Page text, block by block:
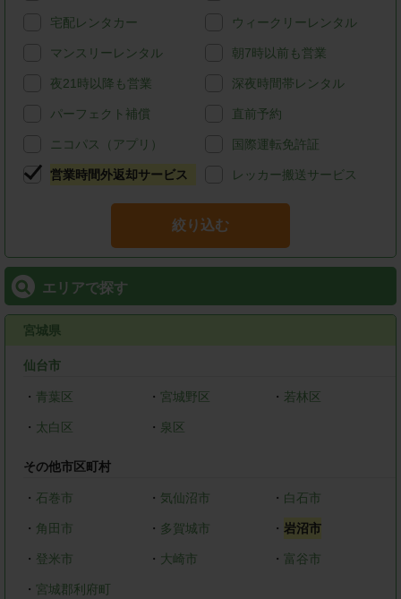
宅配レンタカー ウィークリーレンタル
マンスリーレンタル 朝7時以前も営業
夜21時以降も営業 深夜時間帯レンタル
パーフェクト補償 直前予約
ニコパス（アプリ） 国際運転免許証
営業時間外返却サービス レッカー搬送サービス
絞り込む
エリアで探す
宮城県
仙台市
・ 青葉区 ・ 宮城野区 ・ 若林区
・ 太白区 ・ 泉区
その他市区町村
・ 石巻市 ・ 気仙沼市 ・ 白石市
・ 角田市 ・ 多賀城市 ・岩沼市
・ 登米市 ・ 大崎市 ・ 富谷市
・ 宮城郡利府町